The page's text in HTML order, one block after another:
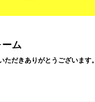
ム
ただきありがとうございます。